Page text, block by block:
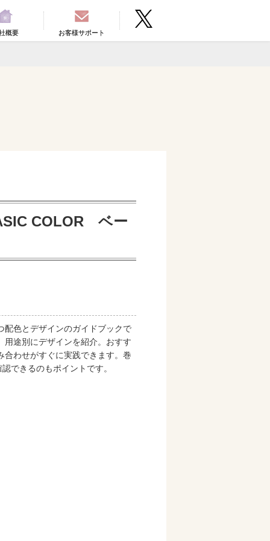
概要 お客様サポート
COLOR ベー
配色とデザインのガイドブックで
途別にデザインを紹介。おすす
わせがすぐに実践できます。巻
できるのもポイントです。